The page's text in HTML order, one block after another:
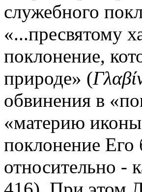
служебного
«...пресвятому
поклонение,
природе» (
обвинения в
«материю
поклонение
относительно -